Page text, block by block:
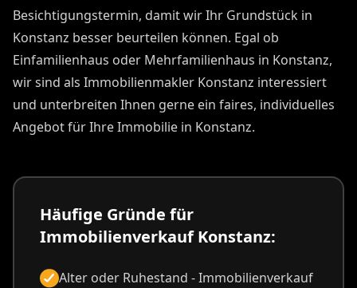
Besichtigungstermin, damit wir Ihr Grundstück in
Konstanz besser beurteilen können. Egal ob
Einfamilienhaus oder Mehrfamilienhaus in Konstanz,
wir sind als Immobilienmakler Konstanz interessiert
und unterbreiten Ihnen gerne ein faires, individuelles
Angebot für Ihre Immobilie in Konstanz.
Häufige Gründe für
Immobilienverkauf Konstanz:
Alter oder Ruhestand - Immobilienverkauf